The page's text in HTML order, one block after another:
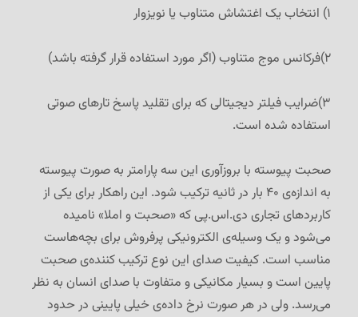
۱) انتخاب یک اغتشاش متناوب یا نویزوار
۲)فرکانس موج متناوب (اگر مورد استفاده قرار گرفته باشد)
۳)ضرایب فیلتر دیجیتالی که برای تقلید پاسخ تارهای صوتی
استفاده شده است.
صحبت پیوسته با بروزآوری این سه پارامتر به صورت پیوسته
به اندازه‌ی ۴۰ بار در ثانیه ترکیب شود. این راهکار برای یکی از
کاربردهای تجاری دی.اس.پی که «صحبت و املا» نامیده
می‌شود و یک وسیله‌ی الکترونیکی پرفروش برای بچه‌هاست
مناسب است. کیفیت صدای این نوع ترکیب کننده‌ی صحبت
پایین است و بسیار مکانیکی و متفاوت با صدای انسان به نظر
می‌رسد. ولی در هر صورت نرخ داده‌ی خیلی پایینی در حدود